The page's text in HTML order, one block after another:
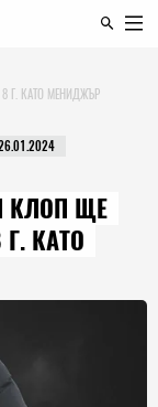
Г. КАТО МЕНИДЖЪР
КЛОП ЩЕ
КАТО